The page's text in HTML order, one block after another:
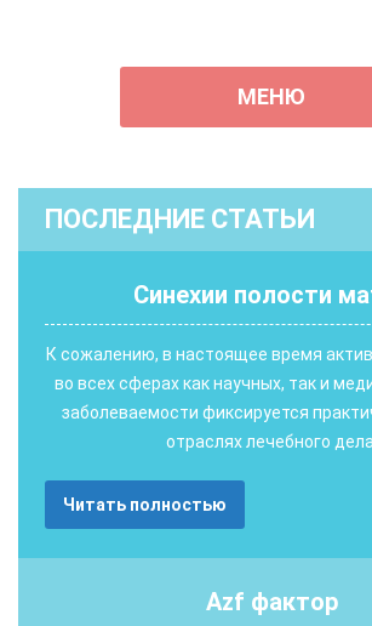
МЕНЮ
ПОСЛЕДНИЕ СТАТЬИ
Синехии полости
К сожалению, в настоящее время
во всех сферах как научных, так и
заболеваемости фиксируется
отраслях лечебного дела.
Читать полностью
Аzf фактор